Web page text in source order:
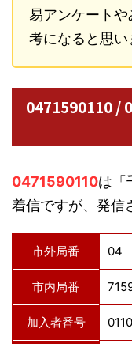
易アンケート
考になると思い
0471590110 /
0471590110は「
着信ですが、発信
市外局番 04
市内局番
加入者番号 0110